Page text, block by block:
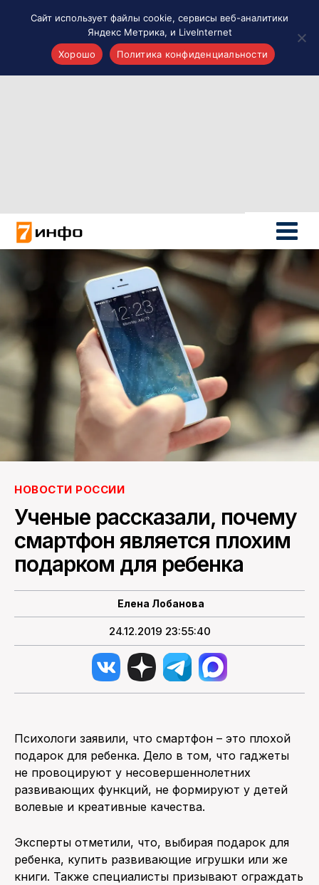
Новости России
Политика
Новости мира
Все материалы 7инфо
ПОИСК ПО САЙТУ
НОВОСТИ РОССИИ
Ученые рассказали, почему
смартфон является плохим
подарком для ребенка
Елена Лобанова
24.12.2019 23:55:40
Психологи заявили, что смартфон – это плохой
подарок для ребенка. Дело в том, что гаджеты
не провоцируют у несовершеннолетних
развивающих функций, не формируют у детей
волевые и креативные качества.
Эксперты отметили, что, выбирая подарок для
ребенка, купить развивающие игрушки или же
книги. Также специалисты призывают ограждать
Сайт использует файлы cookie, сервисы веб-аналитики
Яндекс Метрика, и LiveInternet
Хорошо
Политика конфиденциальности